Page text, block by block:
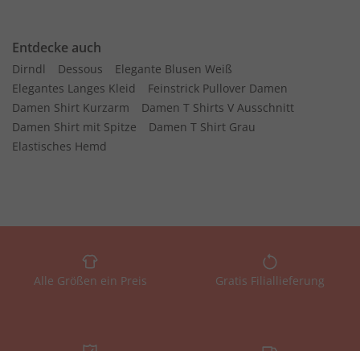
Entdecke auch
Dirndl Dessous
Elegante Blusen Weiß
Elegantes Langes Kleid
Feinstrick Pullover Damen
Damen Shirt Kurzarm
Damen T Shirts V Ausschnitt
Damen Shirt mit Spitze
Damen T Shirt Grau
Elastisches Hemd
Alle Größen ein Preis Gratis Filiallieferung